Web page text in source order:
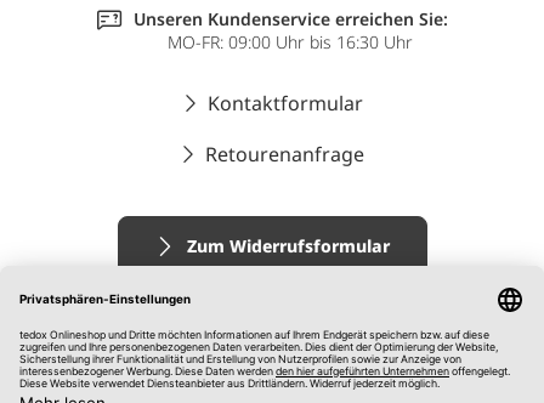
Unseren Kundenservice erreichen Sie:
MO-FR: 09:00 Uhr bis 16:30 Uhr
Kontaktformular
Retourenanfrage
Zum Widerrufsformular
Impressum
AGB